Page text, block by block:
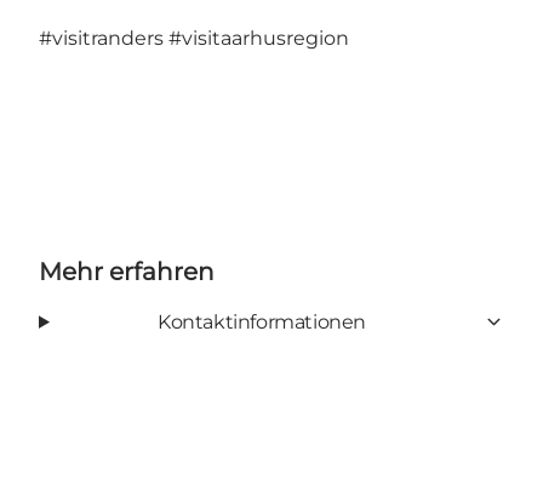
#visitranders #visitaarhusregion
Mehr erfahren
Kontaktinformationen